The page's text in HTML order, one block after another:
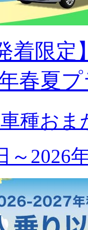
着限
春夏
種お
～2026